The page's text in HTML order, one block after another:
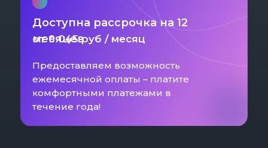
от 9 045 руб / месяц
Предоставляем возможность
ежемесячной оплаты – платите
комфортными платежами в
течение года!
Доступна рассрочка на 12
месяцев